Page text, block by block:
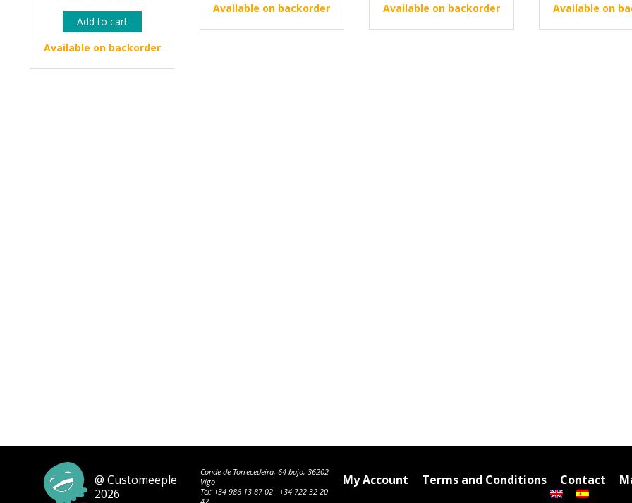
price
was:
14.95 €.13.50 €.
Add to cart
Available on backorder
34.95 €.31.45 €.
Available on backorder
35.00 €.31.45 €.
Available on backorder
Available on
@ Customeeple
2026
Conde de Torrecedeira, 64 bajo, 36202
Vigo
Tel:+34 986 13 87 02 ·+34 722 32 20
My Account Terms and Conditions Contact